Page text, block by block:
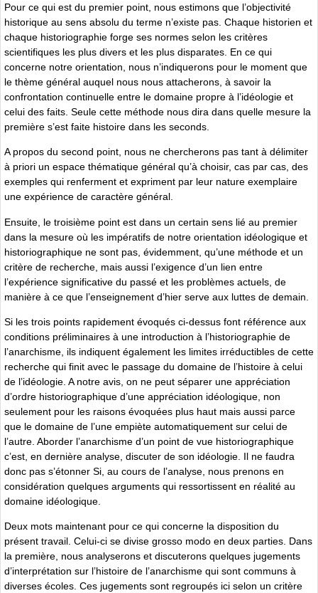
Pour ce qui est du premier point, nous estimons que l’objectivité
historique au sens absolu du terme n’existe pas. Chaque historien et
chaque historiographie forge ses normes selon les critères
scientifiques les plus divers et les plus disparates. En ce qui
concerne notre orientation, nous n’indiquerons pour le moment que
le thème général auquel nous nous attacherons, à savoir la
confrontation continuelle entre le domaine propre à l’idéologie et
celui des faits. Seule cette méthode nous dira dans quelle mesure la
première s’est faite histoire dans les seconds.
A propos du second point, nous ne chercherons pas tant à délimiter
à priori un espace thématique général qu’à choisir, cas par cas, des
exemples qui renferment et expriment par leur nature exemplaire
une expérience de caractère général.
Ensuite, le troisième point est dans un certain sens lié au premier
dans la mesure où les impératifs de notre orientation idéologique et
historiographique ne sont pas, évidemment, qu’une méthode et un
critère de recherche, mais aussi l’exigence d’un lien entre
l’expérience significative du passé et les problèmes actuels, de
manière à ce que l’enseignement d’hier serve aux luttes de demain.
Si les trois points rapidement évoqués ci-dessus font référence aux
conditions préliminaires à une introduction à l’historiographie de
l’anarchisme, ils indiquent également les limites irréductibles de cette
recherche qui finit avec le passage du domaine de l’histoire à celui
de l’idéologie. A notre avis, on ne peut séparer une appréciation
d’ordre historiographique d’une appréciation idéologique, non
seulement pour les raisons évoquées plus haut mais aussi parce
que le domaine de l’une empiète automatiquement sur celui de
l’autre. Aborder l’anarchisme d’un point de vue historiographique
c’est, en dernière analyse, discuter de son idéologie. Il ne faudra
donc pas s’étonner Si, au cours de l’analyse, nous prenons en
considération quelques arguments qui ressortissent en réalité au
domaine idéologique.
Deux mots maintenant pour ce qui concerne la disposition du
présent travail. Celui-ci se divise grosso modo en deux parties. Dans
la première, nous analyserons et discuterons quelques jugements
d’interprétation sur l’histoire de l’anarchisme qui sont communs à
diverses écoles. Ces jugements sont regroupés ici selon un critère